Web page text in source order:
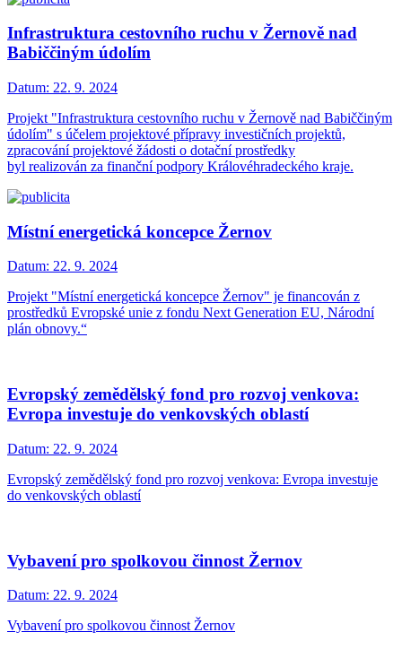
Infrastruktura cestovního ruchu v Žernově nad
Babiččiným údolím
Datum: 22. 9. 2024
Projekt "Infrastruktura cestovního ruchu v Žernově nad Babiččiným
údolím" s účelem projektové přípravy investičních projektů,
zpracování projektové žádosti o dotační prostředky
byl realizován za finanční podpory Královéhradeckého kraje.
Místní energetická koncepce Žernov
Datum: 22. 9. 2024
Projekt "Místní energetická koncepce Žernov" je financován z
prostředků Evropské unie z fondu Next Generation EU, Národní
plán obnovy.“
Evropský zemědělský fond pro rozvoj venkova:
Evropa investuje do venkovských oblastí
Datum: 22. 9. 2024
Evropský zemědělský fond pro rozvoj venkova: Evropa investuje
do venkovských oblastí
Vybavení pro spolkovou činnost Žernov
Datum: 22. 9. 2024
Vybavení pro spolkovou činnost Žernov